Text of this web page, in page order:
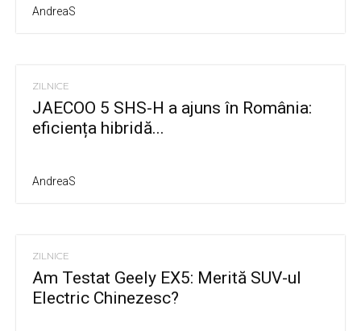
AndreaS
ZILNICE
JAECOO 5 SHS-H a ajuns în România:
eficiența hibridă...
AndreaS
ZILNICE
Am Testat Geely EX5: Merită SUV-ul
Electric Chinezesc?